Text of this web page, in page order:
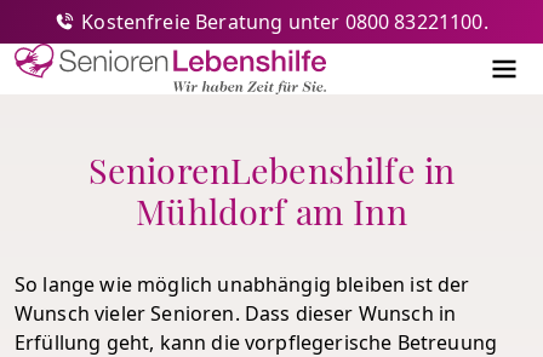
Senioren-Lebenshilfe
Kostenfreie Beratung unter 0800 83221100.
SeniorenLebenshilfe in
Mühldorf am Inn
So lange wie möglich unabhängig bleiben ist der
Wunsch vieler Senioren. Dass dieser Wunsch in
Erfüllung geht, kann die vorpflegerische Betreuung